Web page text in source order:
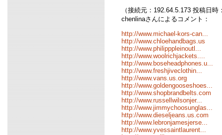
（接続元：192.64.5.173 投稿日
chenlinaさんによるコメント：
http://www.michael-kors-can...
http://www.chloehandbags.us
http://www.philipppleinoutl...
http://www.woolrichjackets....
http://www.boseheadphones.u...
http://www.freshjiveclothin...
http://www.vans.us.org
http://www.goldengooseshoes...
http://www.shopbrandbelts.com
http://www.russellwilsonjer...
http://www.jimmychoosunglas...
http://www.dieseljeans.us.com
http://www.lebronjamesjerse...
http://www.yvessaintlaurent...